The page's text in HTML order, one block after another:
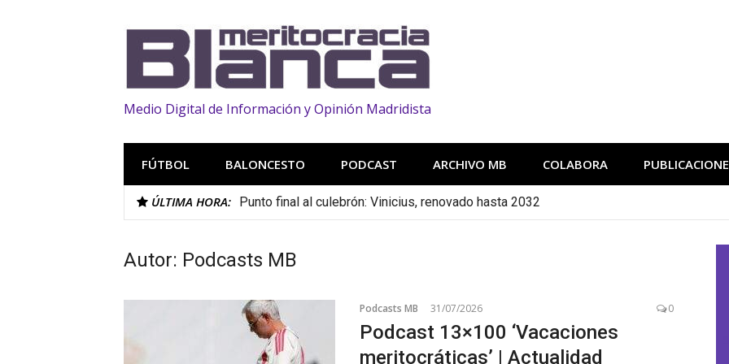
Medio Digital de Información y Opinión Madridista
FÚTBOL BALONCESTO PODCAST ARCHIVO MB COLABORA
ÚLTIMA HORA: Punto final al culebrón: Vinicius, renovado hasta 2032
Autor: Podcasts MB
Podcasts MB 31/07/2026 0
Podcast 13×100 ‘Vacaciones
meritocráticas’ | Actualidad